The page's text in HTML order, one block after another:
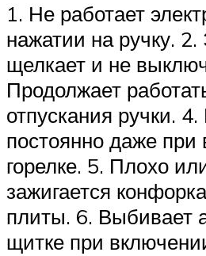
1. Не работает
нажатии на ручку.
щелкает и не
Продолжает
отпускания ручки.
постоянно даже
горелке. 5. Плохо
зажигается
плиты. 6. Выбивает
щитке при